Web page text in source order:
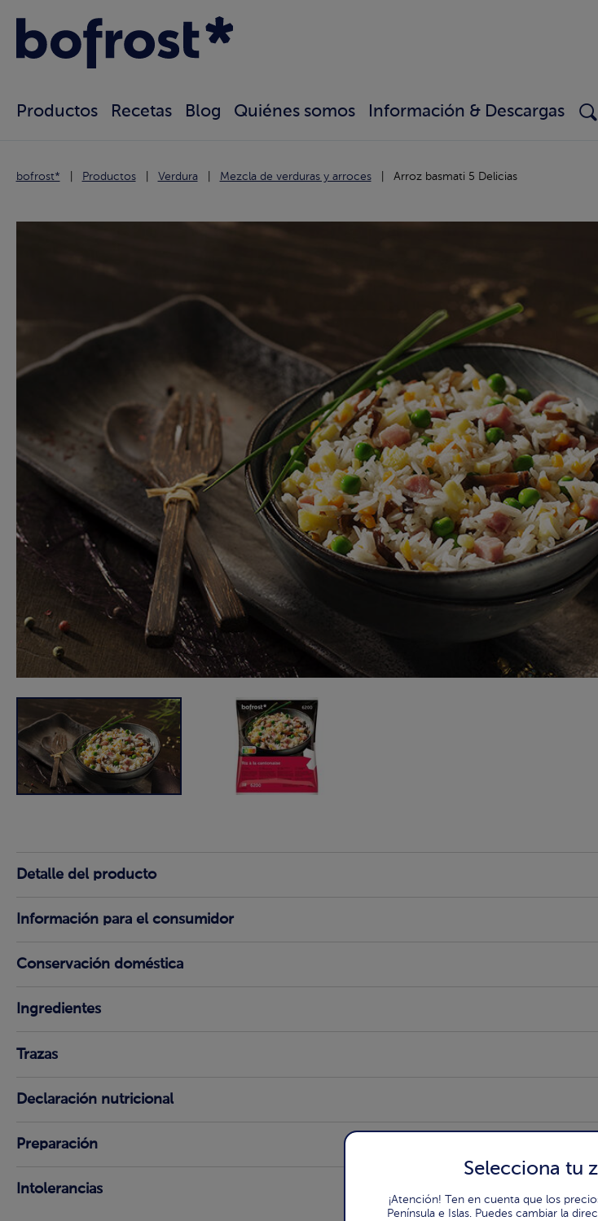
Productos Recetas Blog Quiénes somos Información & Descargas
bofrost* Productos Verdura Mezcla de verduras y arroces Arroz basmati 5 Delicias
Detalle del producto
Información para el consumidor
Conservación doméstica
Ingredientes
Trazas
Declaración nutricional
Preparación
Intolerancias
Selecciona tu
¡Atención! Ten en cuenta que los
Península e Islas. Puedes cambiar la